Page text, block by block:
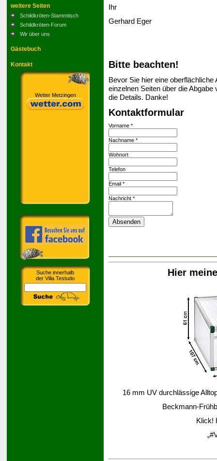
weitere Seiten
Schildkröten-Stammtisch
Schildkröten-Forum
Wir über uns
Gästebuch
Kontakt
Wetter Metzingen
Suche innerhalb
der Villa Testudo
Ihr
Gerhard Eger
Bitte beachten!
Bevor Sie hier eine
einzelnen Seiten über die
die Details. Danke!
Kontaktformular
Vorname *
Nachname *
Wohnort
Telefon
Email *
Nachricht *
Absenden
Hier
16 mm UV durchlässige
Beckmann-
Klick!